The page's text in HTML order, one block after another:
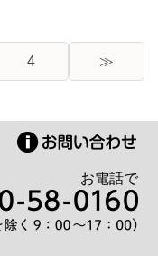
4 ≫
お電話で